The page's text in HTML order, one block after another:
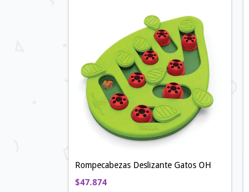
Rompecabezas Deslizante Gatos OH
$47.874